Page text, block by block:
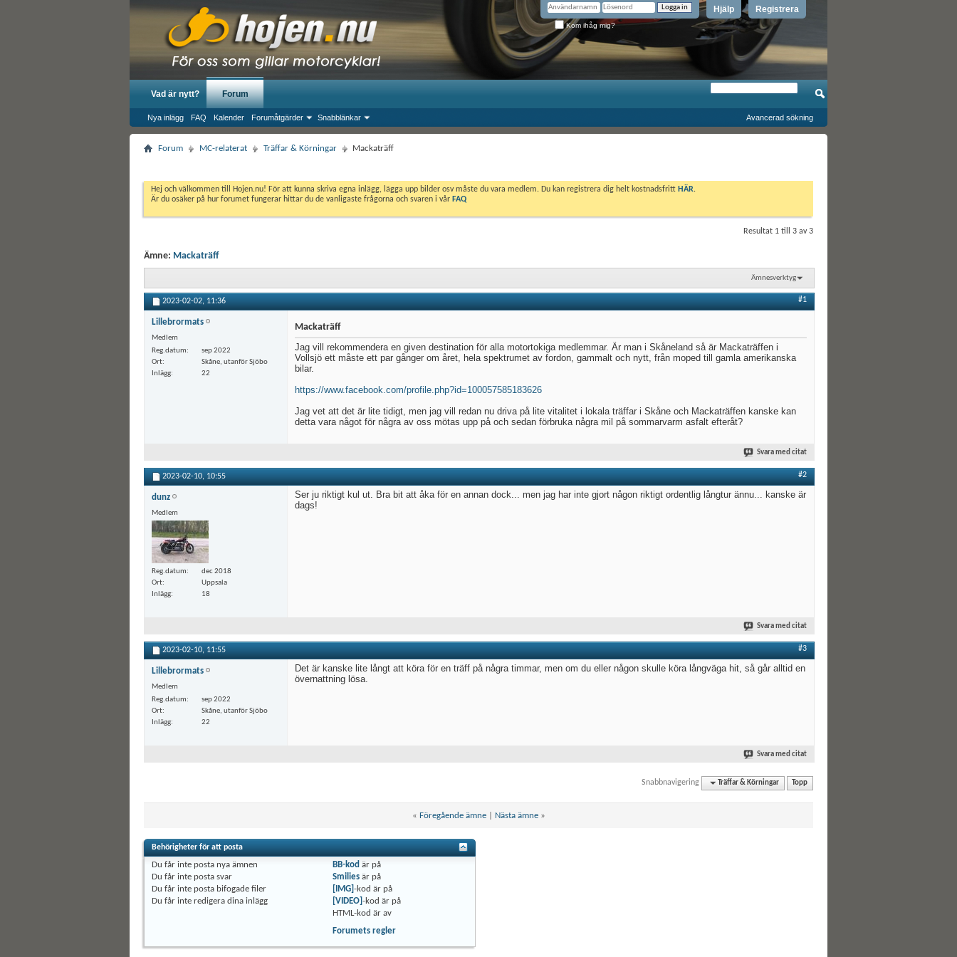
Registrera
Hjälp
Kom ihåg mig?
Vad är nytt? Forum
Nya inlägg FAQ Kalender Forumåtgärder Snabblänkar Avancerad sökning
Forum MC-relaterat Träffar & Körningar Mackaträff
Hej och välkommen till Hojen.nu! För att kunna skriva egna inlägg, lägga upp bilder osv måste du vara medlem. Du kan registrera dig helt kostnadsfritt HÄR.
Är du osäker på hur forumet fungerar hittar du de vanligaste frågorna och svaren i vår FAQ
Resultat 1 till 3 av 3
Ämne: Mackaträff
Ämnesverktyg
2023-02-02, 11:36 #1
Lillebrormats
Medlem
Reg.datum
sep 2022
Ort
Skåne, utanför Sjöbo
Inlägg
22
Mackaträff
Jag vill rekommendera en given destination för alla motortokiga medlemmar. Är man i Skåneland så är Mackaträffen i
Vollsjö ett måste ett par gånger om året, hela spektrumet av fordon, gammalt och nytt, från moped till gamla amerikanska
bilar.
https://www.facebook.com/profile.php?id=100057585183626
Jag vet att det är lite tidigt, men jag vill redan nu driva på lite vitalitet i lokala träffar i Skåne och Mackaträffen kanske kan
detta vara något för några av oss mötas upp på och sedan förbruka några mil på sommarvarm asfalt efteråt?
Svara med citat
2023-02-10, 10:55 #2
dunz
Medlem
Reg.datum
dec 2018
Ort
Uppsala
Inlägg
18
Ser ju riktigt kul ut. Bra bit att åka för en annan dock... men jag har inte gjort någon riktigt ordentlig långtur ännu... kanske är
dags!
Svara med citat
2023-02-10, 11:55 #3
Lillebrormats
Medlem
Reg.datum
sep 2022
Ort
Skåne, utanför Sjöbo
Inlägg
22
Det är kanske lite långt att köra för en träff på några timmar, men om du eller någon skulle köra långväga hit, så går alltid en
övernattning lösa.
Svara med citat
Snabbnavigering Träffar & Körningar Topp
« Föregående ämne| Nästa ämne »
Behörigheter för att posta
Du får inte posta nya ämnen
Du får inte posta svar
Du får inte posta bifogade filer
Du får inte redigera dina inlägg
BB-kod är på
Smilies är på
[IMG]-kod är på
[VIDEO]-kod är på
HTML-kod är av
Forumets regler